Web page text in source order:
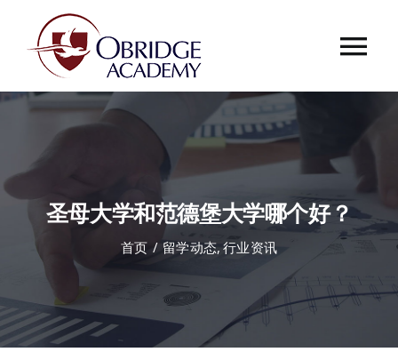
首页
欧桥介绍
课程中心
圣母大学和范德堡大学哪个好？
首页 留学动态 行业资讯